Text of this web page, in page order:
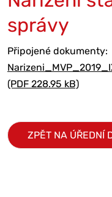
správy
Připojené dokumenty:
(PDF 228.95 kB)
ZPĚT NA ÚŘEDNÍ